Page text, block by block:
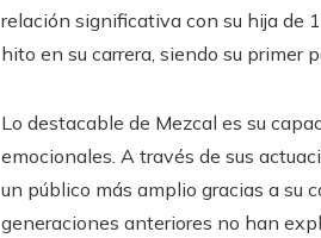
relación significativa con su hija de
hito en su carrera, siendo su primer
Lo destacable de Mezcal es su
emocionales. A través de sus
un público más amplio gracias a su
generaciones anteriores no han